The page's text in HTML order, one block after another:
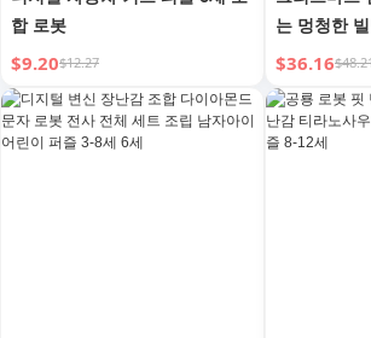
합 로봇
$9.20$12.27
는 멍청한
로그래밍 로
생일
$36.16